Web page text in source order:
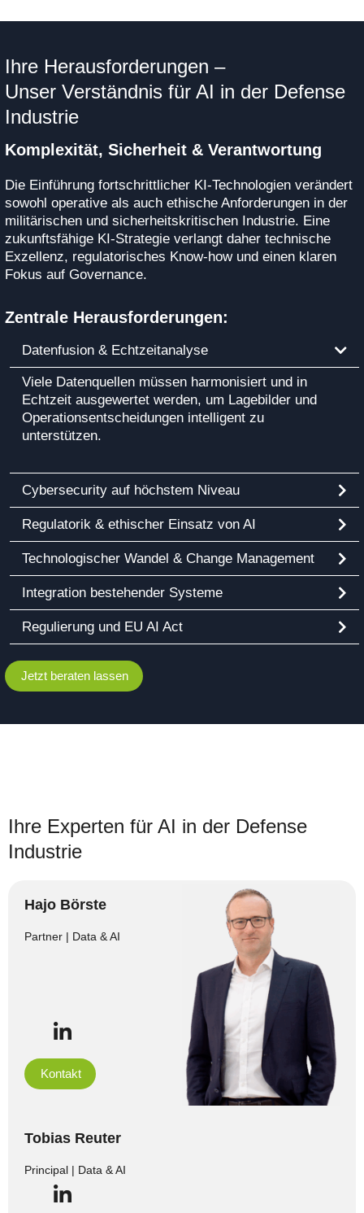
Ihre Herausforderungen –
Unser Verständnis für AI in der Defense
Industrie
Komplexität, Sicherheit & Verantwortung
Die Einführung fortschrittlicher KI-Technologien verändert
sowohl operative als auch ethische Anforderungen in der
militärischen und sicherheitskritischen Industrie. Eine
zukunftsfähige KI-Strategie verlangt daher technische
Exzellenz, regulatorisches Know-how und einen klaren
Fokus auf Governance.
Zentrale Herausforderungen:
Datenfusion & Echtzeitanalyse
Viele Datenquellen müssen harmonisiert und in
Echtzeit ausgewertet werden, um Lagebilder und
Operationsentscheidungen intelligent zu
unterstützen.
Cybersecurity auf höchstem Niveau
Regulatorik & ethischer Einsatz von AI
Technologischer Wandel & Change Management
Integration bestehender Systeme
Regulierung und EU AI Act
Jetzt beraten lassen
Ihre Experten für AI in der Defense
Industrie
Hajo Börste
Partner | Data & AI
Kontakt
Tobias Reuter
Principal | Data & AI